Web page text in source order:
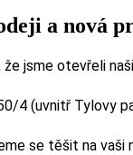
a nová
jsme otevřeli
4 (uvnitř Tylovy
se těšit na vaši